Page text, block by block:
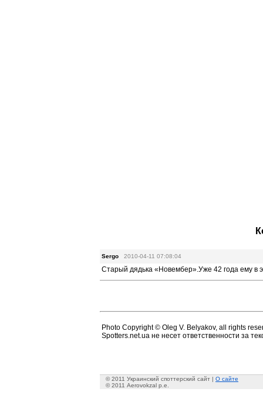
Sergo 2010-04-11 07:08:04
Старый дядька «Новембер».Уже 42 года ему в
Photo Copyright © Oleg V. Belyakov, all rights
Spotters.net.ua не несет ответственности за
© 2011 Украинский споттерский сайт | О сайте
© 2011 Aerovokzal p.e.